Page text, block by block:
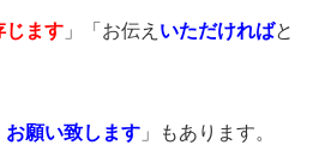
じます 」「お伝え いただければと
お願い致します 」もあります。